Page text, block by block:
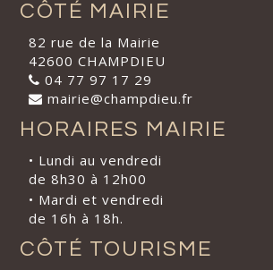
CÔTÉ MAIRIE
82 rue de la Mairie
42600 CHAMPDIEU
04 77 97 17 29
mairie@champdieu.fr
HORAIRES MAIRIE
• Lundi au vendredi
de 8h30 à 12h00
• Mardi et vendredi
de 16h à 18h.
CÔTÉ TOURISME